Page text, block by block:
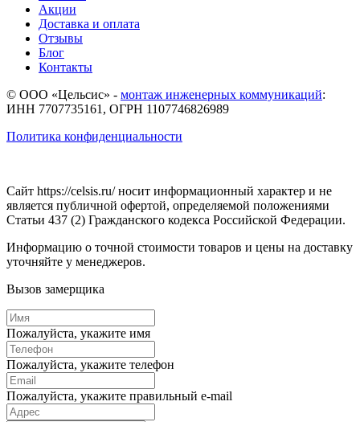
Акции
Доставка и оплата
Отзывы
Блог
Контакты
© ООО «Цельсис» - монтаж инженерных коммуникаций:
ИНН 7707735161, ОГРН 1107746826989
Политика конфиденциальности
Сайт https://celsis.ru/ носит информационный характер и не
является публичной офертой, определяемой положениями
Статьи 437 (2) Гражданского кодекса Российской Федерации.
Информацию о точной стоимости товаров и цены на доставку
уточняйте у менеджеров.
Вызов замерщика
Пожалуйста, укажите имя
Пожалуйста, укажите телефон
Пожалуйста, укажите правильный e-mail